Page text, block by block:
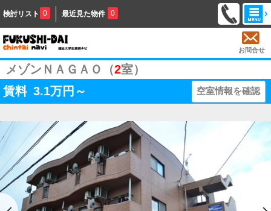
検討リスト 0 最近見た物件 0
お問合せ
メゾンＮＡＧＡＯ（2室）
賃料 3.1万円～ 空室情報を確認